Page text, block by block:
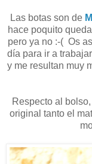
Las botas son de
hace poquito
pero ya no :-( Os
día para ir a
y me resultan muy
Respecto al
original tanto el